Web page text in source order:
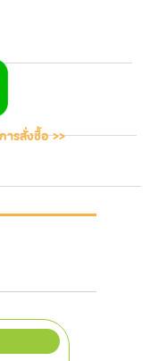
ารสั่งซื้อ >>